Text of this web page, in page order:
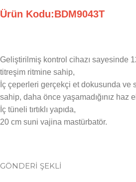
Ürün Kodu:BDM9043T
Geliştirilmiş kontrol cihazı sayesinde
titreşim ritmine sahip,
İç çeperleri gerçekçi et dokusunda ve
sahip, daha önce yaşamadığınız haz
İç tüneli tırtıklı yapıda,
20 cm suni vajina mastürbatör.
GÖNDERİ ŞEKLİ